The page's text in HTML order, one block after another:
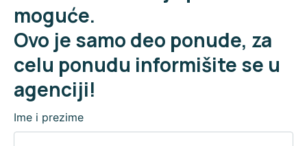
moguće.
Ovo je samo deo ponude, za
celu ponudu informišite se u
agenciji!
Ime i prezime